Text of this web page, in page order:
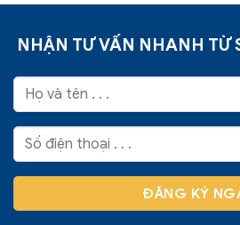
NHẬN TƯ VẤN NHANH TỪ